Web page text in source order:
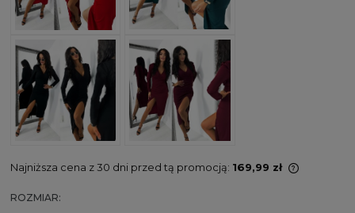
Najniższa cena z 30 dni przed tą promocją: 169,99 zł
ROZMIAR: